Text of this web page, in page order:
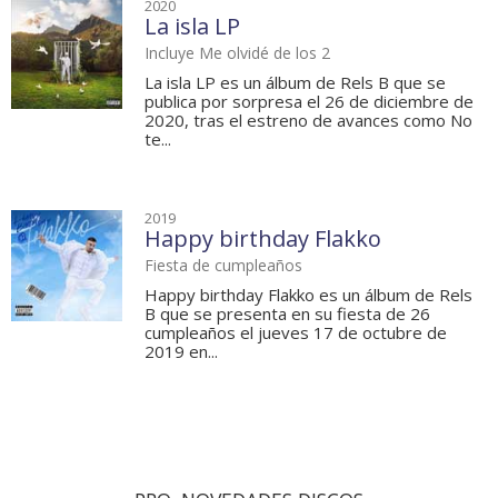
2020
La isla LP
Incluye Me olvidé de los 2
La isla LP es un álbum de Rels B que se
publica por sorpresa el 26 de diciembre de
2020, tras el estreno de avances como No
te...
2019
Happy birthday Flakko
Fiesta de cumpleaños
Happy birthday Flakko es un álbum de Rels
B que se presenta en su fiesta de 26
cumpleaños el jueves 17 de octubre de
2019 en...